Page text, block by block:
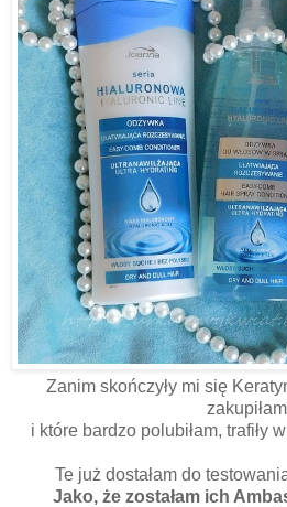
Zanim skończyły mi się
zakupiłam
i które bardzo polubiłam, trafiły
Te już dostałam do
Jako, że zostałam ich